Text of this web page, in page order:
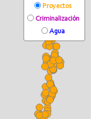
Proyectos
Criminalización
Agua